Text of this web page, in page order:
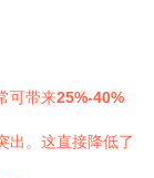
可带来25%-40%
出。这直接降低了